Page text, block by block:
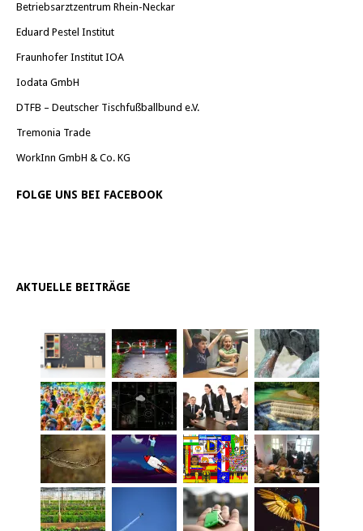
Betriebsarztzentrum Rhein-Neckar
Eduard Pestel Institut
Fraunhofer Institut IOA
Iodata GmbH
DTFB – Deutscher Tischfußballbund e.V.
Tremonia Trade
WorkInn GmbH & Co. KG
FOLGE UNS BEI FACEBOOK
AKTUELLE BEITRÄGE